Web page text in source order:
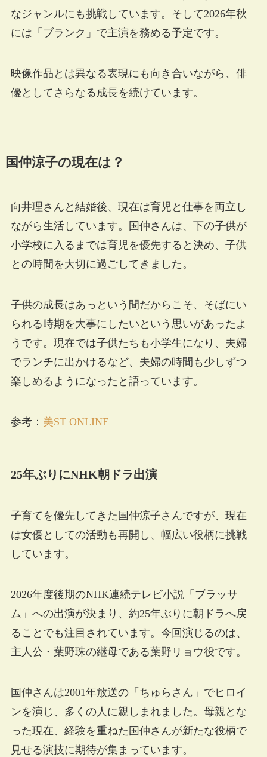
なジャンルにも挑戦しています。そして2026年秋
には「ブランク」で主演を務める予定です。
映像作品とは異なる表現にも向き合いながら、俳
優としてさらなる成長を続けています。
国仲涼子の現在は？
向井理さんと結婚後、現在は育児と仕事を両立し
ながら生活しています。国仲さんは、下の子供が
小学校に入るまでは育児を優先すると決め、子供
との時間を大切に過ごしてきました。
子供の成長はあっという間だからこそ、そばにい
られる時期を大事にしたいという思いがあったよ
うです。現在では子供たちも小学生になり、夫婦
でランチに出かけるなど、夫婦の時間も少しずつ
楽しめるようになったと語っています。
参考： 美ST ONLINE
25年ぶりにNHK朝ドラ出演
子育てを優先してきた国仲涼子さんですが、現在
は女優としての活動も再開し、幅広い役柄に挑戦
しています。
2026年度後期のNHK連続テレビ小説「ブラッサ
ム」への出演が決まり、約25年ぶりに朝ドラへ戻
ることでも注目されています。今回演じるのは、
主人公・葉野珠の継母である葉野リョウ役です。
国仲さんは2001年放送の「ちゅらさん」でヒロイ
ンを演じ、多くの人に親しまれました。母親とな
った現在、経験を重ねた国仲さんが新たな役柄で
見せる演技に期待が集まっています。